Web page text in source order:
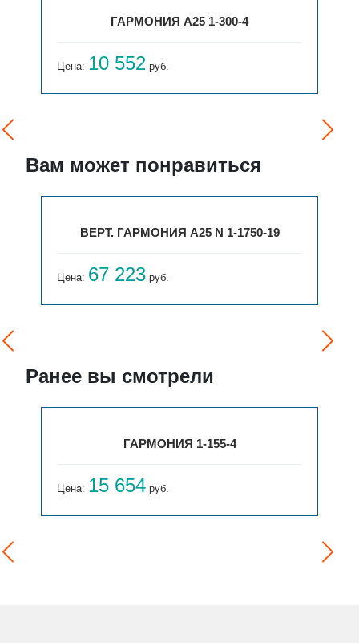
ГАРМОНИЯ А25 1-300-4
Цена: 10 552 руб.
Вам может понравиться
ВЕРТ. ГАРМОНИЯ А25 N 1-1750-19
Цена: 67 223 руб.
Ранее вы смотрели
ГАРМОНИЯ 1-155-4
Цена: 15 654 руб.